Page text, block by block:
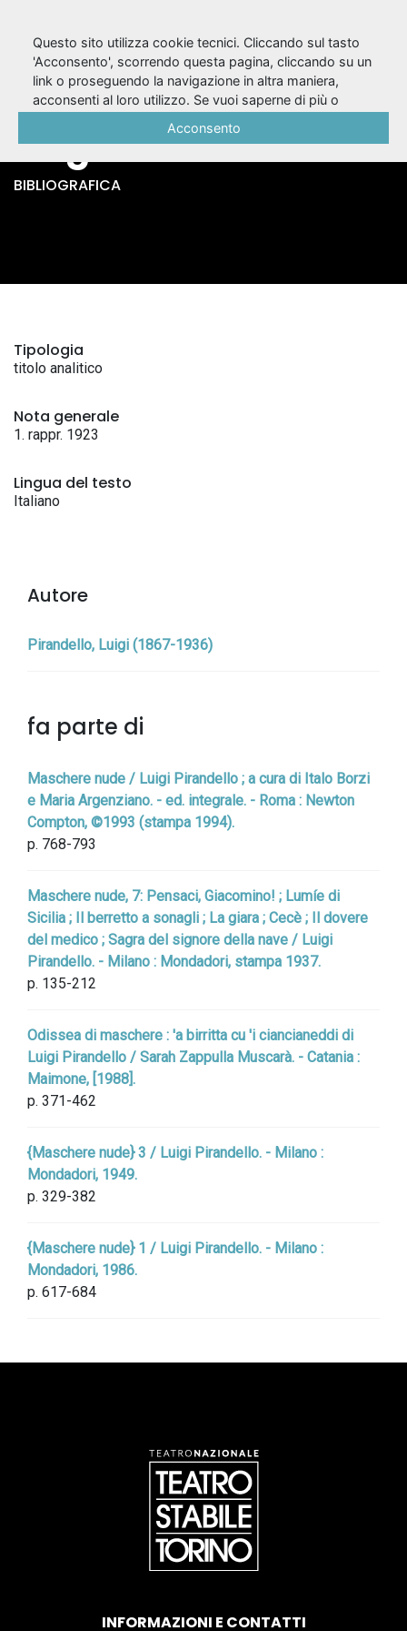
Il berretto a sonagli /
Luigi Pirandello
BIBLIOGRAFICA
Tipologia
titolo analitico
Nota generale
1. rappr. 1923
Lingua del testo
Italiano
Autore
Pirandello, Luigi (1867-1936)
fa parte di
Maschere nude / Luigi Pirandello ; a cura di Italo Borzi
e Maria Argenziano. - ed. integrale. - Roma : Newton
Compton, ©1993 (stampa 1994).
p. 768-793
Maschere nude, 7: Pensaci, Giacomino! ; Lumíe di
Sicilia ; Il berretto a sonagli ; La giara ; Cecè ; Il dovere
del medico ; Sagra del signore della nave / Luigi
Pirandello. - Milano : Mondadori, stampa 1937.
p. 135-212
Odissea di maschere : 'a birritta cu 'i ciancianeddi di
Luigi Pirandello / Sarah Zappulla Muscarà. - Catania :
Maimone, [1988].
p. 371-462
{Maschere nude} 3 / Luigi Pirandello. - Milano :
Mondadori, 1949.
p. 329-382
{Maschere nude} 1 / Luigi Pirandello. - Milano :
Mondadori, 1986.
p. 617-684
INFORMAZIONI E CONTATTI
Questo sito utilizza cookie tecnici. Cliccando sul tasto
'Acconsento', scorrendo questa pagina, cliccando su un
link o proseguendo la navigazione in altra maniera,
acconsenti al loro utilizzo. Se vuoi saperne di più o
Acconsento